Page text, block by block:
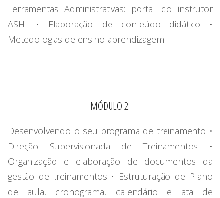
Ferramentas Administrativas: portal do instrutor
ASHI • Elaboração de conteúdo didático •
Metodologias de ensino-aprendizagem
MÓDULO 2:
Desenvolvendo o seu programa de treinamento •
Direção Supervisionada de Treinamentos •
Organização e elaboração de documentos da
gestão de treinamentos • Estruturação de Plano
de aula, cronograma, calendário e ata de